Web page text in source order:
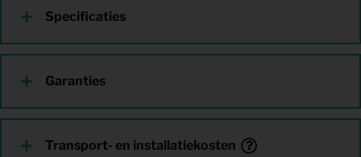
Specificaties
Garanties
Transport- en installatiekosten